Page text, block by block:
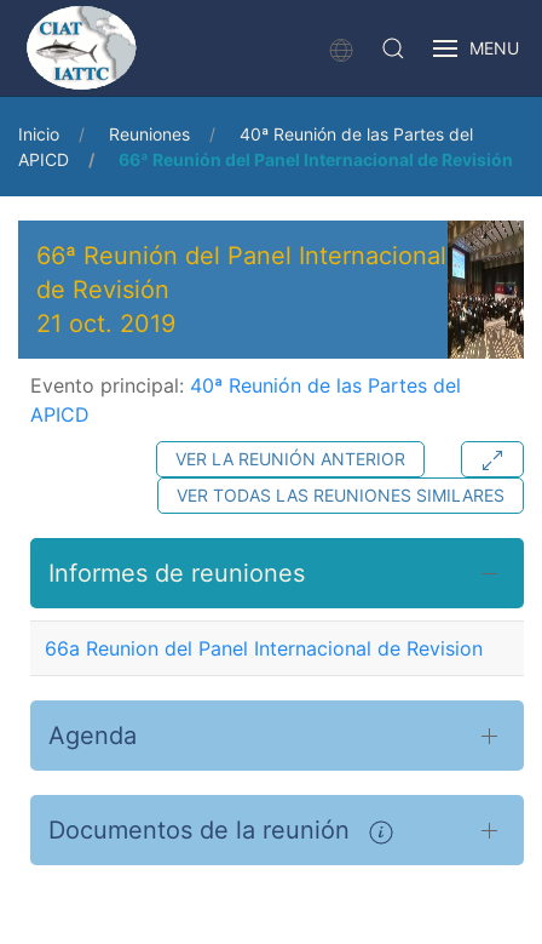
MENU
Inicio Reuniones
40ª Reunión de las Partes del
APICD
66ª Reunión del Panel Internacional de Revisión
66ª Reunión del Panel Internacional
de Revisión
21 oct. 2019
Evento principal: 40ª Reunión de las Partes del
APICD
VER LA REUNIÓN ANTERIOR
VER TODAS LAS REUNIONES SIMILARES
Informes de reuniones
66a Reunion del Panel Internacional de Revision
Agenda
Documentos de la reunión